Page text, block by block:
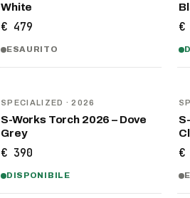
White
€ 479
ESAURITO
€
SPECIALIZED · 2026
S-Works Torch 2026 – Dove
Grey
€ 390
DISPONIBILE
€